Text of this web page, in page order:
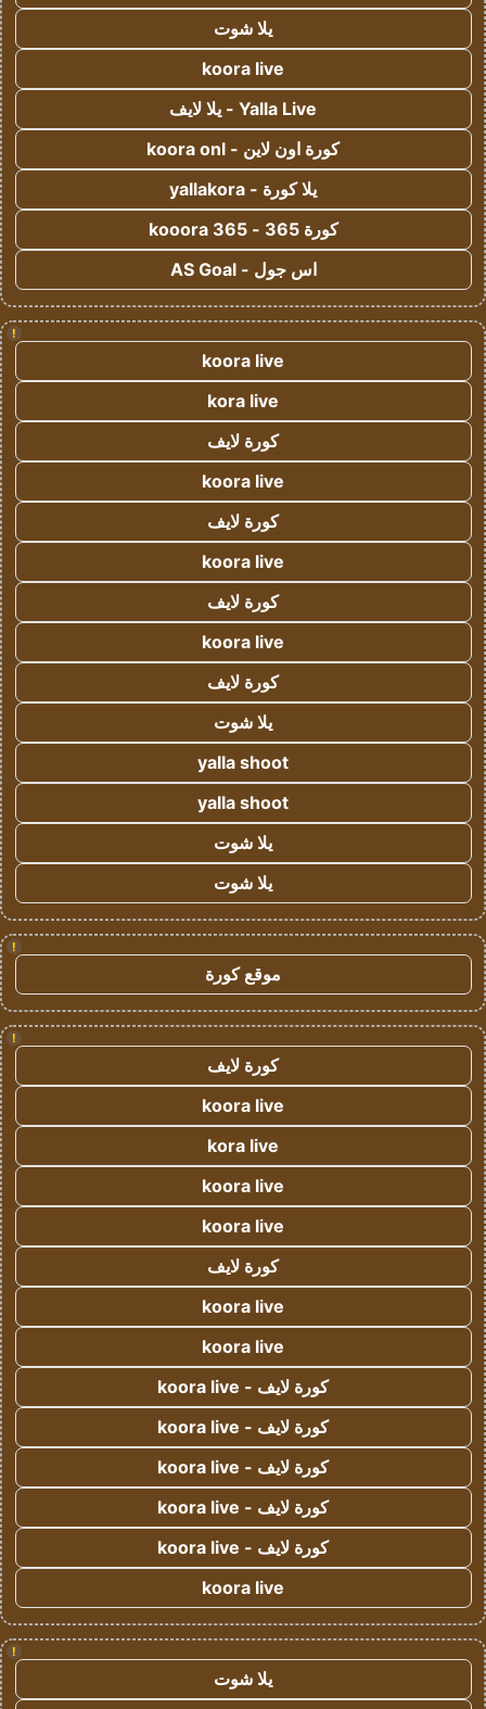
يلا شوت
koora live
Yalla Live - يلا لايف
كورة اون لاين - koora onl
يلا كورة - yallakora
كورة 365 - kooora 365
اس جول - AS Goal
!
koora live
kora live
كورة لايف
koora live
كورة لايف
koora live
كورة لايف
koora live
كورة لايف
يلا شوت
yalla shoot
yalla shoot
يلا شوت
يلا شوت
!
موقع كورة
!
كورة لايف
koora live
kora live
koora live
koora live
كورة لايف
koora live
koora live
كورة لايف - koora live
كورة لايف - koora live
كورة لايف - koora live
كورة لايف - koora live
كورة لايف - koora live
koora live
!
يلا شوت